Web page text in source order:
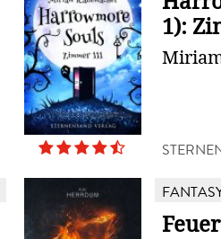
1):